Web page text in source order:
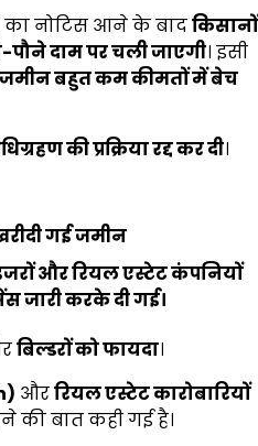
का नोटिस आने के बादकिसानों
दाम पर चली जाएगी। इसी
बहुत कम कीमतों में बेच
की प्रक्रिया रद्द कर दी।
गई जमीन
और रियल एस्टेट कंपनियों
जारी करके दी गई।
बिल्डरों को फायदा।
औररियल एस्टेट कारोबारियों
की बात कही गई है।